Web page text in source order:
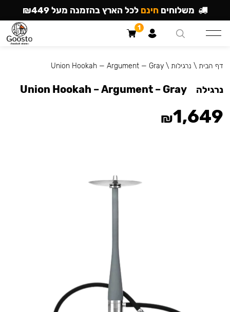
דף הבית \ נרגילות \
Union Hookah — Argument — Gray
נרגילה Union Hookah – Argument – Gray
₪1,649
משלוחים חינם לכל הארץ בהזמנה מעל ₪449
1